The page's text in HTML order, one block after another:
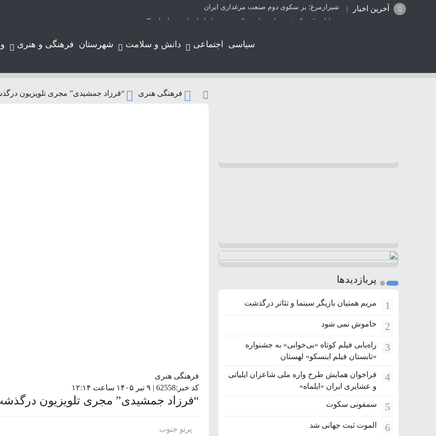
آخرین اخبار
شیرازمرغ؛ بر سکوی دوم صنعت مرغداری ایران
تعطیلی ۴ مرکز غیرمجاز دندانپزشکی در شیراز از ابتدای مردادماه تاکنون
ترامپ: مذاکرات با تهران خوب پیش می‌رود
موتورسواری بانوان؛ واقعیتی که از قانون جلوتر حرکت می‌کند
سیاسی اجتماعی دانش و سلامت شهرستان فرهنگی و هنری
فرهنگی هنری “فرزاد جمشیدی” مجری تلویزیون
فرهنگی هنری
کد خبر:62558 | ۹ تیر ۱۴۰۵ ساعت ۱۲:۱۴
“فرزاد جمشیدی” مجری تلویزیون
پرتو جنوب
پربازدیدها
1 مریم همتیان بازیگر سینما و تئاتر درگذشت
2 خاموش نمی شود
3
راه‌یابی فیلم کوتاه «بی‌خوابی» به جشنواره
«تابستان فیلم اینسکو» لهستان
4
فراخوان همایش طرح واره ملی شاعران ایلیاتی
و عشایری ایران «ایلماه»
5 سمفونی سکوت
6 الموت ثبت جهانی شد